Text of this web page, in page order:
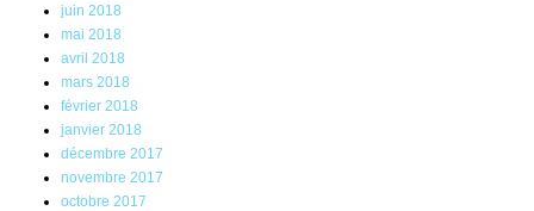
juin 2018
mai 2018
avril 2018
mars 2018
février 2018
janvier 2018
décembre 2017
novembre 2017
octobre 2017